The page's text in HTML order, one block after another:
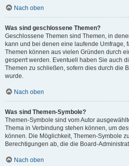
Nach oben
Was sind geschlossene Themen?
Geschlossene Themen sind Themen, in
kann und bei denen eine laufende Umfrage,
Themen können aus vielen Gründen durch
gesperrt werden. Eventuell haben Sie auch
Themen zu schließen, sofern dies durch die
wurde.
Nach oben
Was sind Themen-Symbole?
Themen-Symbole sind vom Autor
Thema in Verbindung stehen können, um
können. Die Möglichkeit, Themen-Symbole
Berechtigungen ab, die die Board-
Nach oben